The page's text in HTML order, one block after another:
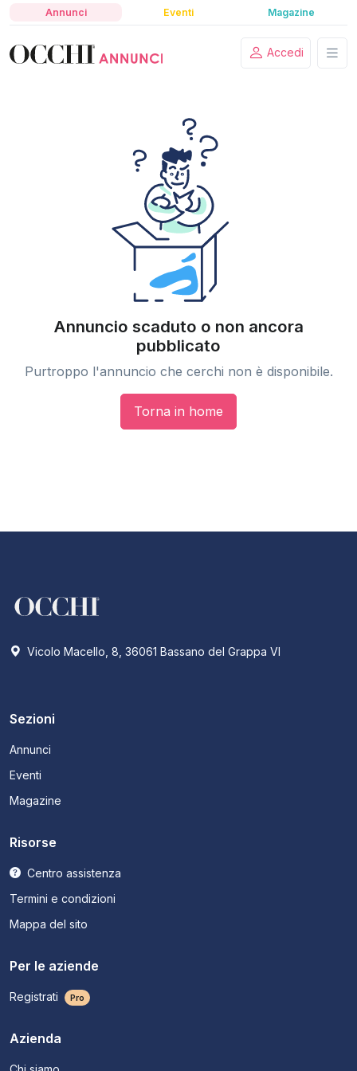
Annunci Eventi Magazine
Accedi
Annuncio scaduto o non ancora
pubblicato
Purtroppo l'annuncio che cerchi non è disponibile.
Torna in home
Vicolo Macello, 8, 36061 Bassano del Grappa VI
Sezioni
Annunci
Eventi
Magazine
Risorse
Centro assistenza
Termini e condizioni
Mappa del sito
Per le aziende
Registrati Pro
Azienda